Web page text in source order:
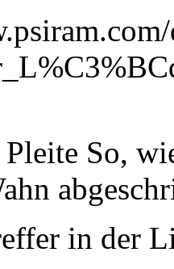
So,
in der